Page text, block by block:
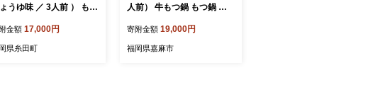
うゆ味 ／ 3人前 ） もつ
もつ 牛肉 鍋 セット 冷
岡県 糸田町
金額 17,000円
県糸田町
人前） 牛もつ鍋 もつ鍋 ホ
食品 冷凍 セット
寄附金額 19,000円
福岡県嘉麻市